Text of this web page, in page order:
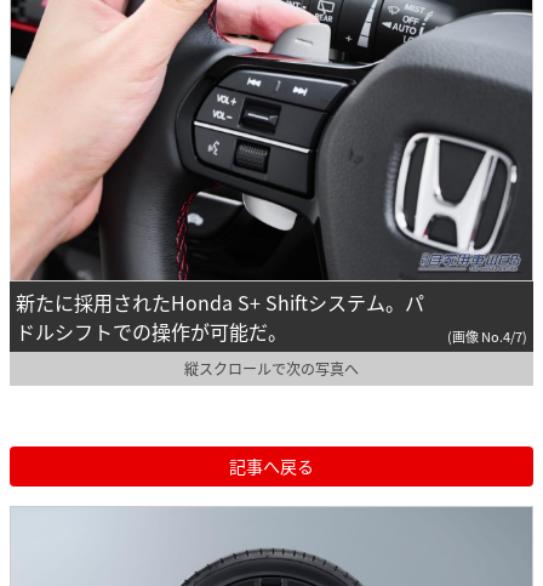
新たに採用されたHonda S+ Shiftシステム。パ
ドルシフトでの操作が可能だ。
(画像 No.4/7)
縦スクロールで次の写真へ
記事へ戻る